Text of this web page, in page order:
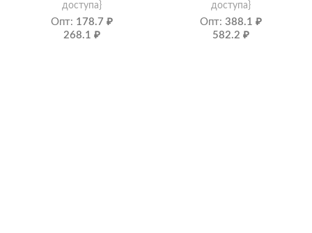
доступа}
268.1 ₽
Опт: 178.7 ₽
доступа}
582.2 ₽
Опт: 388.1 ₽